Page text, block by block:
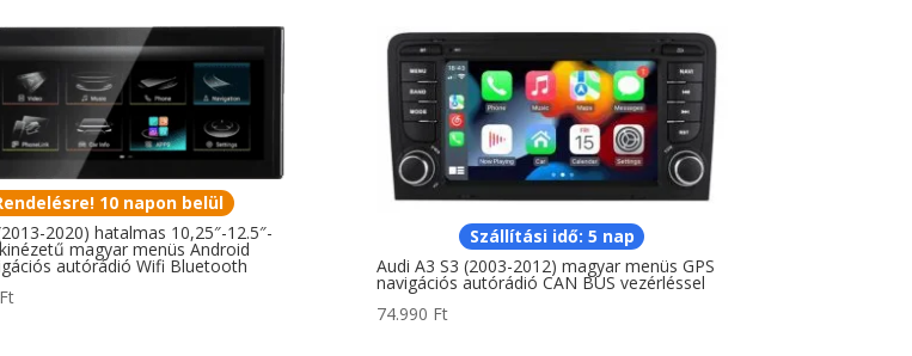
10 napon belül
2020) hatalmas 10,25″-12.5″-
magyar menüs Android
autórádió Wifi Bluetooth
Ft
Szállítási idő: 5 nap
Audi A3 S3 (2003-2012) magyar menüs GPS
navigációs autórádió CAN BUS vezérléssel
74.990 Ft